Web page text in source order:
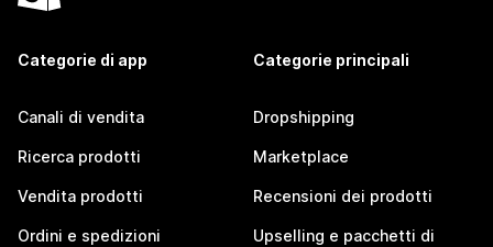
Categorie di app
Canali di vendita
Ricerca prodotti
Vendita prodotti
Ordini e spedizioni
Categorie principali
Dropshipping
Marketplace
Recensioni dei prodotti
Upselling e pacchetti di